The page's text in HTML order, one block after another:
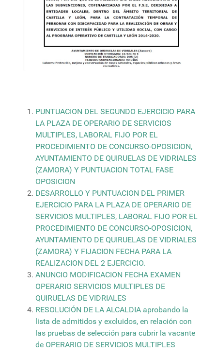
PUNTUACION DEL SEGUNDO EJERCICIO PARA
LA PLAZA DE OPERARIO DE SERVICIOS
MULTIPLES, LABORAL FIJO POR EL
PROCEDIMIENTO DE CONCURSO-OPOSICION,
AYUNTAMIENTO DE QUIRUELAS DE VIDRIALES
(ZAMORA) Y PUNTUACION TOTAL FASE
OPOSICION
DESARROLLO Y PUNTUACION DEL PRIMER
EJERCICIO PARA LA PLAZA DE OPERARIO DE
SERVICIOS MULTIPLES, LABORAL FIJO POR EL
PROCEDIMIENTO DE CONCURSO-OPOSICION,
AYUNTAMIENTO DE QUIRUELAS DE VIDRIALES
(ZAMORA) Y FIJACION FECHA PARA LA
REALIZACION DEL 2 EJERCICIO.
ANUNCIO MODIFICACION FECHA EXAMEN
OPERARIO SERVICIOS MULTIPLES DE
QUIRUELAS DE VIDRIALES
RESOLUCIÓN DE LA ALCALDIA aprobando la
lista de admitidos y excluidos, en relación con
las pruebas de selección para cubrir la vacante
de OPERARIO DE SERVICIOS MULTIPLES